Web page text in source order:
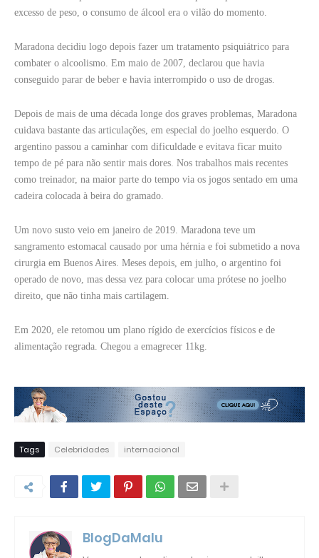
excesso de peso, o consumo de álcool era o vilão do momento.
Maradona decidiu logo depois fazer um tratamento psiquiátrico para
combater o alcoolismo. Em maio de 2007, declarou que havia
conseguido parar de beber e havia interrompido o uso de drogas.
Depois de mais de uma década longe dos graves problemas, Maradona
cuidava bastante das articulações, em especial do joelho esquerdo. O
argentino passou a caminhar com dificuldade e evitava ficar muito
tempo de pé para não sentir mais dores. Nos trabalhos mais recentes
como treinador, na maior parte do tempo via os jogos sentado em uma
cadeira colocada à beira do gramado.
Um novo susto veio em janeiro de 2019. Maradona teve um
sangramento estomacal causado por uma hérnia e foi submetido a nova
cirurgia em Buenos Aires. Meses depois, em julho, o argentino foi
operado de novo, mas dessa vez para colocar uma prótese no joelho
direito, que não tinha mais cartilagem.
Em 2020, ele retomou um plano rígido de exercícios físicos e de
alimentação regrada. Chegou a emagrecer 11kg.
Tags Celebridades internacional
BlogDaMalu